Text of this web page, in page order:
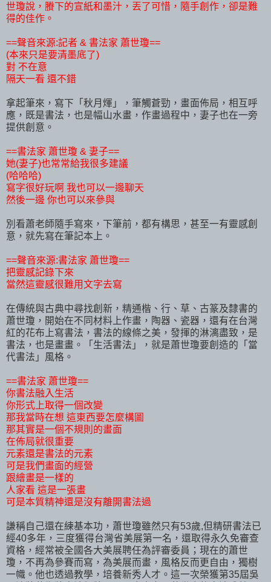
世瓊說，賸下的宣紙和墨汁，丟了可惜，隨手創作，卻是難
得的佳作。
==聲音來源:記者 & 書法家 蕭世瓊==
(本來只是要清墨底了)
對 不在意
隔天一看 還不錯
拿起筆來，寫下「秋月煇」，筆觸蒼勁，畫面佈局，相互呼
應，既是書法，也是幅山水畫，作畫過程中，妻子也在一旁
提供創意。
==書法家 蕭世瓊 & 妻子==
她(妻子)也常常給我很多建議
(哈哈哈)
寫字很好玩啊 我也可以一邊聊天
然後一邊 你也可以來參與
別看蕭老師隨手寫來，下筆前，都有構思，甚至一有靈感創
意，就先寫在筆記本上。
==聲音來源:書法家 蕭世瓊==
把靈感記錄下來
當然這靈感很難用文字去寫
在傳統與古典中尋找創新，精通楷、行、草、古篆及隸書的
蕭世瓊，開始在不同材料上作畫，陶器、瓷器，還有在台灣
紅的花布上寫書法，書法的線條之美，發揮的淋漓盡致，是
書法，也是畫畫。「生活書法」，就是蕭世瓊要創造的「當
代書法」風格。
==書法家 蕭世瓊==
你書法融入生活
你形式上取得一個改變
那我當時在想 這東西要怎麼構圖
那其實是一個不規則的畫面
在佈局就很重要
元素還是書法的元素
可是我們畫面的經營
跟繪畫是一樣的
人家看 這是一張畫
可是本質精神還是沒有離開書法過
謙稱自己還在練基本功，蕭世瓊雖然只有53歲,但精研書法已
經40多年，三度獲得台灣省美展第一名，還取得永久免審查
資格，經常被全國各大美展聘任為評審委員；現在的蕭世
瓊，不再為參賽而寫，為美展而畫，風格反而更自由，獨樹
一幟。他也透過教學，培養新秀人才。這一次榮獲第35屆吳